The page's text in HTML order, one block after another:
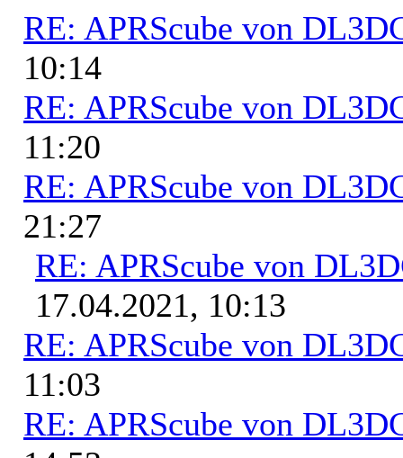
RE: APRScube von
10:14
RE: APRScube von
11:20
RE: APRScube von
21:27
RE: APRScube von
17.04.2021, 10:13
RE: APRScube von
11:03
RE: APRScube von